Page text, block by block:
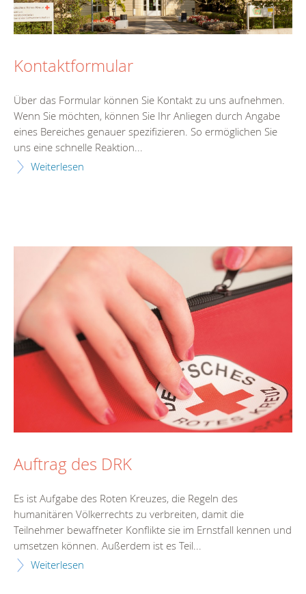
Kontaktformular
Über das Formular können Sie Kontakt zu uns aufnehmen.
Wenn Sie möchten, können Sie Ihr Anliegen durch Angabe
eines Bereiches genauer spezifizieren. So ermöglichen Sie
uns eine schnelle Reaktion...
Weiterlesen
Auftrag des DRK
Es ist Aufgabe des Roten Kreuzes, die Regeln des
humanitären Völkerrechts zu verbreiten, damit die
Teilnehmer bewaffneter Konflikte sie im Ernstfall kennen und
umsetzen können. Außerdem ist es Teil...
Weiterlesen